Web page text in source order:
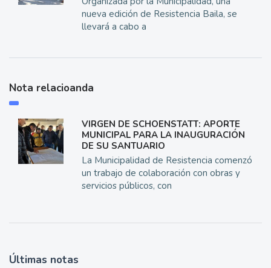
nueva edición de Resistencia Baila, se
llevará a cabo a
Nota relacioanda
VIRGEN DE SCHOENSTATT: APORTE
MUNICIPAL PARA LA INAUGURACIÓN
DE SU SANTUARIO
La Municipalidad de Resistencia comenzó
un trabajo de colaboración con obras y
servicios públicos, con
Últimas notas